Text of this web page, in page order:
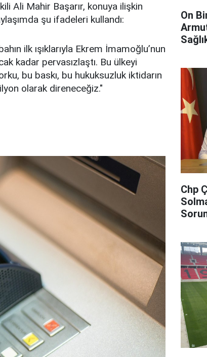
Ali Mahir Başarır, konuya ilişkin
şu ifadeleri kullandı:
ilk ışıklarıyla Ekrem İmamoğlu’nun
kadar pervasızlaştı. Bu ülkeyi
bu baskı, bu hukuksuzluk iktidarın
olarak direneceğiz."
On
Chp